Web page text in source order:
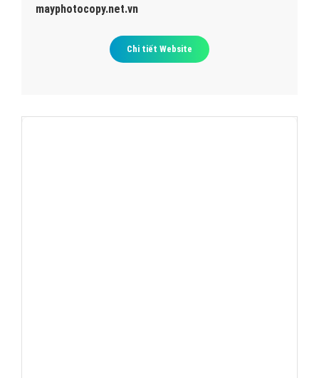
mayphotocopy.net.vn
Chi tiết Website